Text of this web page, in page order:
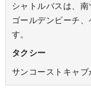
シャトルバスは、南
ゴールデンビーチ
す。
タクシー
サンコーストキャブ